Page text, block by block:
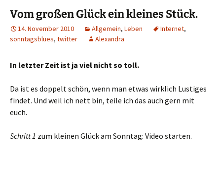
Vom großen Glück ein kleines Stück.
14. November 2010 Allgemein, Leben Internet,
sonntagsblues, twitter Alexandra
In letzter Zeit ist ja viel nicht so toll.
Da ist es doppelt schön, wenn man etwas wirklich Lustiges
findet. Und weil ich nett bin, teile ich das auch gern mit
euch.
Schritt 1 zum kleinen Glück am Sonntag: Video starten.